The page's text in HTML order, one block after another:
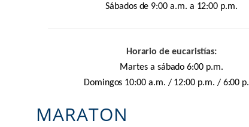
Sábados de 9:00 a.m. a 12:00 p.m.
Horario de eucaristías:
Martes a sábado 6:00 p.m.
Domingos 10:00 a.m. / 12:00 p.m. / 6:00
MARATON